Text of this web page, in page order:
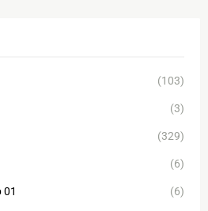
(103)
(3)
(329)
(6)
01 (6)